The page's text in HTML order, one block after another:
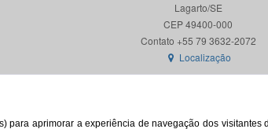
para aprimorar a experiência de navegação dos visitantes
Lagarto/SE
CEP 49400-000
Localização